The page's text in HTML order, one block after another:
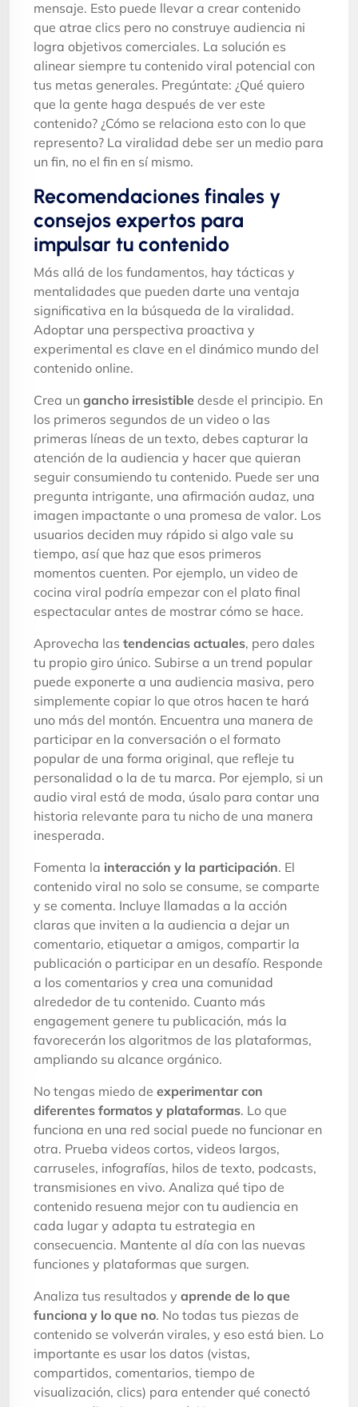
mensaje. Esto puede llevar a crear contenido
que atrae clics pero no construye audiencia ni
logra objetivos comerciales. La solución es
alinear siempre tu contenido viral potencial con
tus metas generales. Pregúntate: ¿Qué quiero
que la gente haga después de ver este
contenido? ¿Cómo se relaciona esto con lo que
represento? La viralidad debe ser un medio para
un fin, no el fin en sí mismo.
Recomendaciones finales y
consejos expertos para
impulsar tu contenido
Más allá de los fundamentos, hay tácticas y
mentalidades que pueden darte una ventaja
significativa en la búsqueda de la viralidad.
Adoptar una perspectiva proactiva y
experimental es clave en el dinámico mundo del
contenido online.
Crea un gancho irresistible desde el principio. En
los primeros segundos de un video o las
primeras líneas de un texto, debes capturar la
atención de la audiencia y hacer que quieran
seguir consumiendo tu contenido. Puede ser una
pregunta intrigante, una afirmación audaz, una
imagen impactante o una promesa de valor. Los
usuarios deciden muy rápido si algo vale su
tiempo, así que haz que esos primeros
momentos cuenten. Por ejemplo, un video de
cocina viral podría empezar con el plato final
espectacular antes de mostrar cómo se hace.
Aprovecha las tendencias actuales, pero dales
tu propio giro único. Subirse a un trend popular
puede exponerte a una audiencia masiva, pero
simplemente copiar lo que otros hacen te hará
uno más del montón. Encuentra una manera de
participar en la conversación o el formato
popular de una forma original, que refleje tu
personalidad o la de tu marca. Por ejemplo, si un
audio viral está de moda, úsalo para contar una
historia relevante para tu nicho de una manera
inesperada.
Fomenta la interacción y la participación. El
contenido viral no solo se consume, se comparte
y se comenta. Incluye llamadas a la acción
claras que inviten a la audiencia a dejar un
comentario, etiquetar a amigos, compartir la
publicación o participar en un desafío. Responde
a los comentarios y crea una comunidad
alrededor de tu contenido. Cuanto más
engagement genere tu publicación, más la
favorecerán los algoritmos de las plataformas,
ampliando su alcance orgánico.
No tengas miedo de experimentar con
diferentes formatos y plataformas. Lo que
funciona en una red social puede no funcionar en
otra. Prueba videos cortos, videos largos,
carruseles, infografías, hilos de texto, podcasts,
transmisiones en vivo. Analiza qué tipo de
contenido resuena mejor con tu audiencia en
cada lugar y adapta tu estrategia en
consecuencia. Mantente al día con las nuevas
funciones y plataformas que surgen.
Analiza tus resultados y aprende de lo que
funciona y lo que no. No todas tus piezas de
contenido se volverán virales, y eso está bien. Lo
importante es usar los datos (vistas,
compartidos, comentarios, tiempo de
visualización, clics) para entender qué conectó